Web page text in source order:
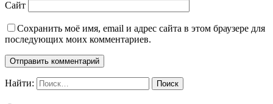
Сайт
Сохранить моё имя, email и адрес сайта в этом браузере для
последующих моих комментариев.
Найти: